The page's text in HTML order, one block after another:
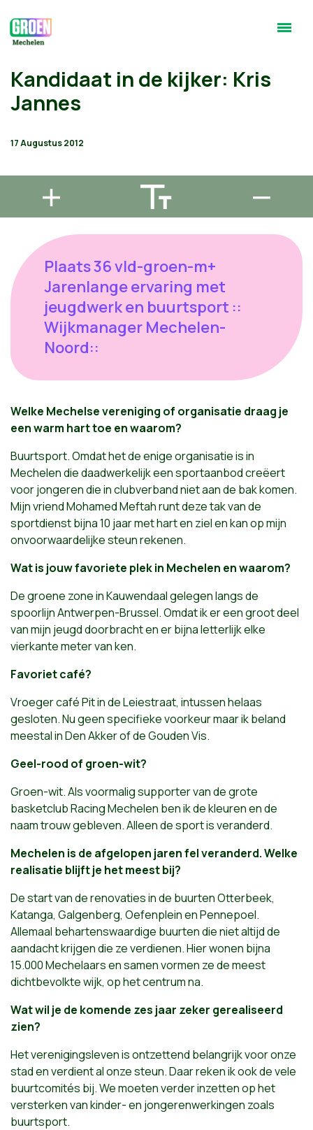
Kandidaat in de kijker: Kris
Jannes
17 Augustus 2012
Plaats 36 vld-groen-m+
Jarenlange ervaring met
jeugdwerk en buurtsport ::
Wijkmanager Mechelen-
Noord::
Welke Mechelse vereniging of organisatie draag je
een warm hart toe en waarom?
Buurtsport. Omdat het de enige organisatie is in
Mechelen die daadwerkelijk een sportaanbod creëert
voor jongeren die in clubverband niet aan de bak komen.
Mijn vriend Mohamed Meftah runt deze tak van de
sportdienst bijna 10 jaar met hart en ziel en kan op mijn
onvoorwaardelijke steun rekenen.
Wat is jouw favoriete plek in Mechelen en waarom?
De groene zone in Kauwendaal gelegen langs de
spoorlijn Antwerpen-Brussel. Omdat ik er een groot deel
van mijn jeugd doorbracht en er bijna letterlijk elke
vierkante meter van ken.
Favoriet café?
Vroeger café Pit in de Leiestraat, intussen helaas
gesloten. Nu geen specifieke voorkeur maar ik beland
meestal in Den Akker of de Gouden Vis.
Geel-rood of groen-wit?
Groen-wit. Als voormalig supporter van de grote
basketclub Racing Mechelen ben ik de kleuren en de
naam trouw gebleven. Alleen de sport is veranderd.
Mechelen is de afgelopen jaren fel veranderd. Welke
realisatie blijft je het meest bij?
De start van de renovaties in de buurten Otterbeek,
Katanga, Galgenberg, Oefenplein en Pennepoel.
Allemaal behartenswaardige buurten die niet altijd de
aandacht krijgen die ze verdienen. Hier wonen bijna
15.000 Mechelaars en samen vormen ze de meest
dichtbevolkte wijk, op het centrum na.
Wat wil je de komende zes jaar zeker gerealiseerd
zien?
Het verenigingsleven is ontzettend belangrijk voor onze
stad en verdient al onze steun. Daar reken ik ook de vele
buurtcomités bij. We moeten verder inzetten op het
versterken van kinder- en jongerenwerkingen zoals
buurtsport.